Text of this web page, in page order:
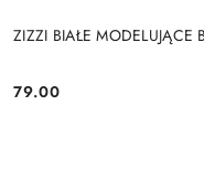
ZIZZI BIAŁE
Cena:
79.00